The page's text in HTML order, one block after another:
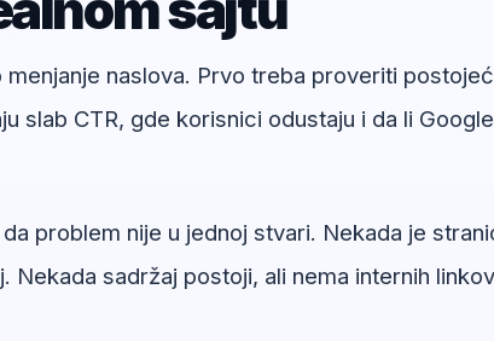
naslova. Prvo treba proveriti
slab CTR, gde korisnici odustaju i da li Google
problem nije u jednoj stvari. Nekada je
sadržaj postoji, ali nema internih